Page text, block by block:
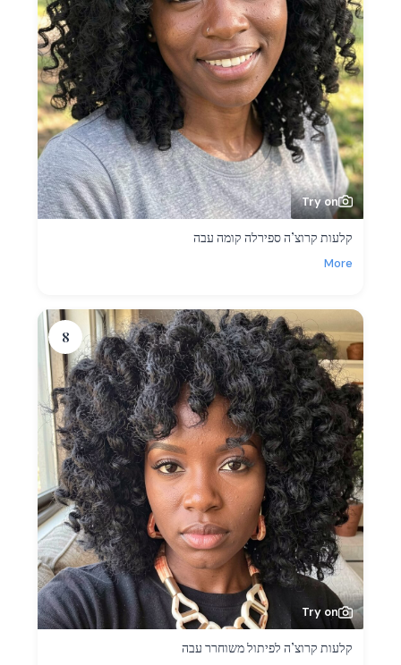
Try on
קלעות קרוצ’ה ספירלה קומה עבה
More
8
Try on
קלעות קרוצ’ה לפיתול משוחרר עבה